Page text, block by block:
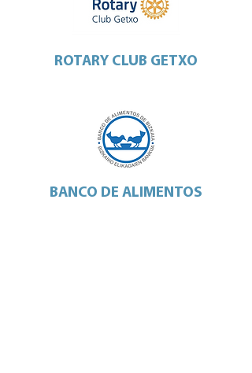
ROTARY CLUB GETXO
BANCO DE ALIMENTOS